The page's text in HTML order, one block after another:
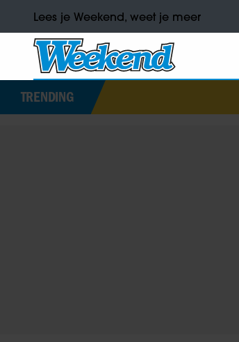
Lees je Weekend, weet je meer
TRENDING